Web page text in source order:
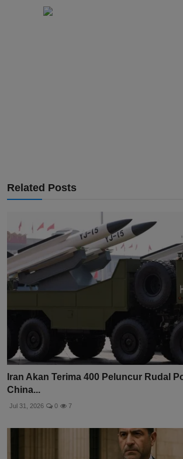
Related Posts
Iran Akan Terima 400 Peluncur Rudal
China...
Jul 31, 2026 0 7